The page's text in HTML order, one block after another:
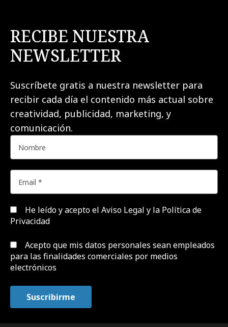
RECIBE NUESTRA
NEWSLETTER
Suscríbete gratis a nuestra newsletter para
recibir cada día el contenido más actual sobre
creatividad, publicidad, marketing, y
comunicación.
He leído y acepto el Aviso Legal y la Política de
Privacidad
Acepto que mis datos personales sean empleados
para las finalidades comerciales por medios
electrónicos